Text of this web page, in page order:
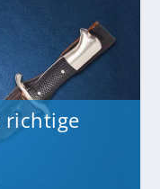
richtige